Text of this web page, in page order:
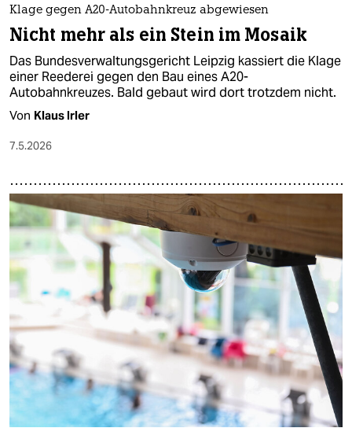
Klage gegen A20-Autobahnkreuz abgewiesen
Nicht mehr als ein Stein im Mosaik
Das Bundesverwaltungsgericht Leipzig kassiert die Klage
einer Reederei gegen den Bau eines A20-
Autobahnkreuzes. Bald gebaut wird dort trotzdem nicht.
Von Klaus Irler
7.5.2026